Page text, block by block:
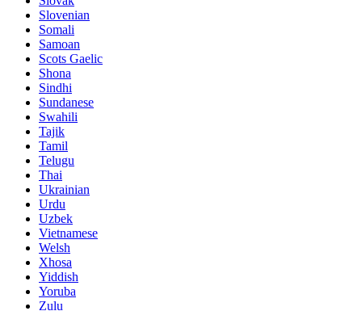
Slovenian
Somali
Samoan
Scots Gaelic
Shona
Sindhi
Sundanese
Swahili
Tajik
Tamil
Telugu
Thai
Ukrainian
Urdu
Uzbek
Vietnamese
Welsh
Xhosa
Yiddish
Yoruba
Zulu